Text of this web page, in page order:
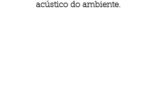
acústico do ambiente.